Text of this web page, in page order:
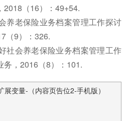
2018（16）：49+54.
养老保险业务档案管理工作探讨
（9）：326.
社会养老保险业务档案管理工作
务，2016（8）：101.
变量-（内容页告位2-手机版）